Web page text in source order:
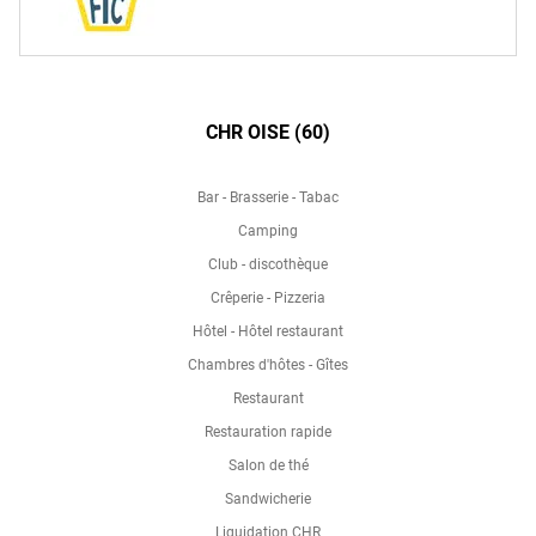
CHR OISE (60)
Bar - Brasserie - Tabac
Camping
Club - discothèque
Crêperie - Pizzeria
Hôtel - Hôtel restaurant
Chambres d'hôtes - Gîtes
Restaurant
Restauration rapide
Salon de thé
Sandwicherie
Liquidation CHR